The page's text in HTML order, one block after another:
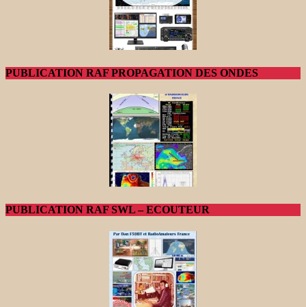
PUBLICATION RAF PROPAGATION DES ONDES
PUBLICATION RAF SWL – ECOUTEUR